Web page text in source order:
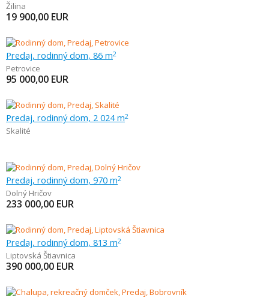
Žilina
19 900,00 EUR
Predaj, rodinný dom, 86 m2
Petrovice
95 000,00 EUR
Predaj, rodinný dom, 2 024 m2
Skalité
Predaj, rodinný dom, 970 m2
Dolný Hričov
233 000,00 EUR
Predaj, rodinný dom, 813 m2
Liptovská Štiavnica
390 000,00 EUR